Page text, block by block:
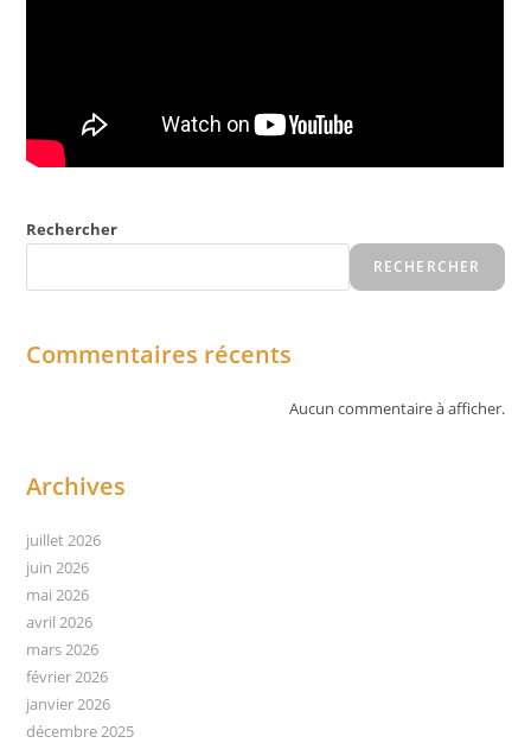
Rechercher
RECHERCHER
Commentaires récents
Aucun commentaire à afficher.
Archives
juillet 2026
juin 2026
mai 2026
avril 2026
mars 2026
février 2026
janvier 2026
décembre 2025